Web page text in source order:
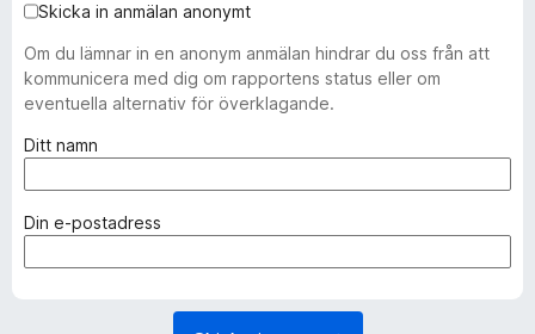
Skicka in anmälan anonymt
Om du lämnar in en anonym anmälan hindrar du oss från att
kommunicera med dig om rapportens status eller om
eventuella alternativ för överklagande.
Ditt namn
r
ä
s
Din e-postadress
r